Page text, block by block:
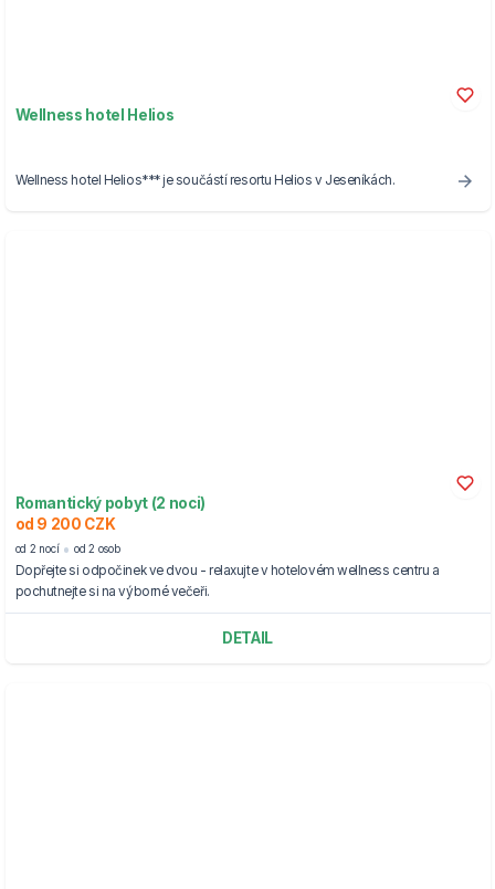
Wellness hotel Helios
Wellness hotel Helios*** je součástí resortu Helios v Jeseníkách.
Romantický pobyt (2 noci)
od 9 200 CZK
od 2 nocí od 2 osob
Dopřejte si odpočinek ve dvou - relaxujte v hotelovém wellness centru a
pochutnejte si na výborné večeři.
DETAIL